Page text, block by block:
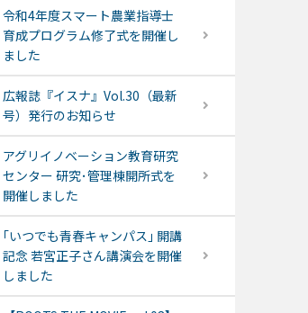
令和4年度スマート農業指導士
育成プログラム修了式を開催し
ました
広報誌『イスナ』Vol.30（最新
号）発行のお知らせ
アグリイノベーション教育研究
センター 研究･管理棟開所式を
開催しました
｢いつでも青春キャンパス｣ 開講
記念 若宮正子さん講演会を開催
しました